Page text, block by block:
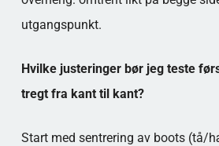
utgangspunkt.
Hvilke justeringer bør jeg teste
tregt fra kant til kant?
Start med sentrering av boots (tå/